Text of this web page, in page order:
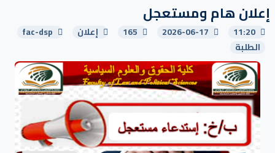
إعلان هام ومستعجل
11:20
2026-06-17
165 إعلان
fac-dsp
الطلبة